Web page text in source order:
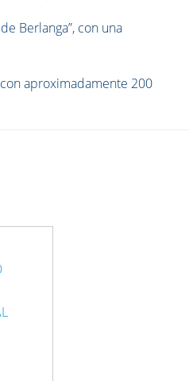
Berlanga”, con una
aproximadamente 200